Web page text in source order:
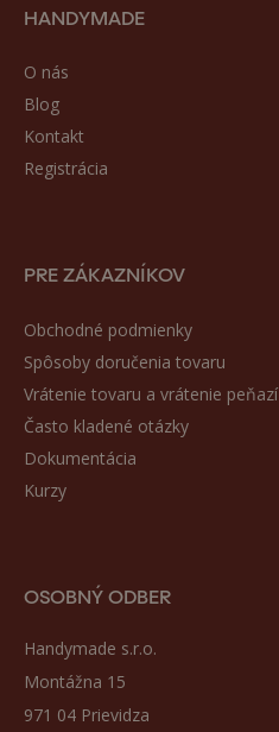
HANDYMADE
O nás
Blog
Kontakt
Registrácia
PRE ZÁKAZNÍKOV
Obchodné podmienky
Spôsoby doručenia tovaru
Vrátenie tovaru a vrátenie peňazí
Často kladené otázky
Dokumentácia
Kurzy
OSOBNÝ ODBER
Handymade s.r.o.
Montážna 15
971 04 Prievidza